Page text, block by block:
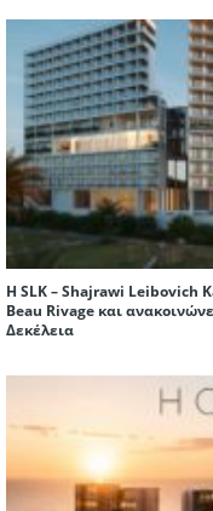
Η SLK – Shajrawi Leibovich
Beau Rivage και
Δεκέλεια